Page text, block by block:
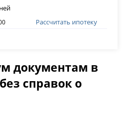
Рассчитать ипотеку
документам в
справок о